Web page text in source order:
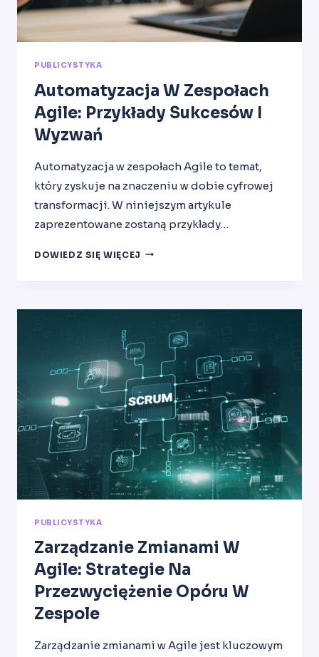
PUBLICYSTYKA
Automatyzacja W Zespołach
Agile: Przykłady Sukcesów I
Wyzwań
Automatyzacja w zespołach Agile to temat,
który zyskuje na znaczeniu w dobie cyfrowej
transformacji. W niniejszym artykule
zaprezentowane zostaną przykłady…
DOWIEDZ SIĘ WIĘCEJ AUTOMATYZACJA
PRZYKŁADY
I
WYZWAŃ
PUBLICYSTYKA
Zarządzanie Zmianami W
Agile: Strategie Na
Przezwyciężenie Opóru W
Zespole
Zarządzanie zmianami w Agile jest kluczowym